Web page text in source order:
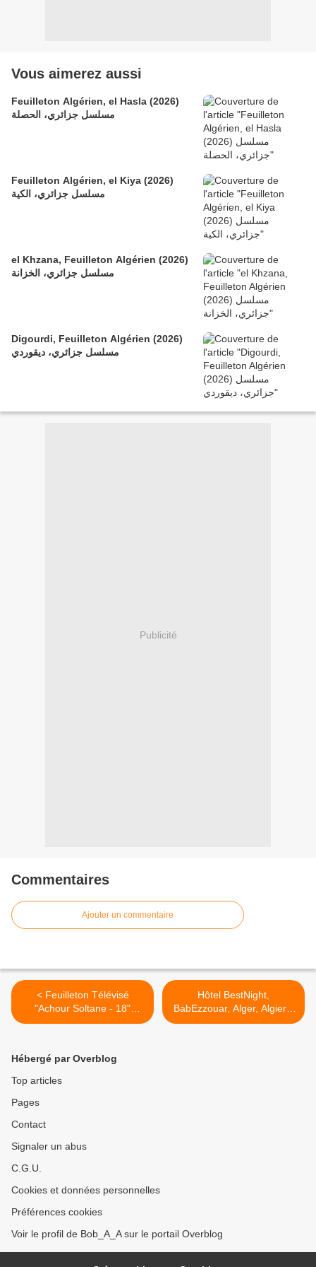
Vous aimerez aussi
Feuilleton Algérien, el Hasla (2026)
مسلسل جزائري، الحصلة
Feuilleton Algérien, el Kiya (2026)
مسلسل جزائري، الكية
el Khzana, Feuilleton Algérien (2026)
مسلسل جزائري، الخزانة
Digourdi, Feuilleton Algérien (2026)
مسلسل جزائري، ديقوردي
Publicité
Commentaires
Ajouter un commentaire
< Feuilleton Télévisé
"Achour Soltane - 18"
Ramadhan 2015,
عاشور السلطان
Hôtel BestNight,
BabEzzouar, Alger, Algiers,
Algeria >
Hébergé par Overblog
Top articles
Pages
Contact
Signaler un abus
C.G.U.
Cookies et données personnelles
Préférences cookies
Voir le profil de Bob_A_A sur le portail Overblog